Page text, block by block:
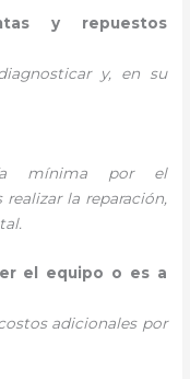
y repuestos
y, en su
mínima por el
la reparación,
el equipo o es a
adicionales por